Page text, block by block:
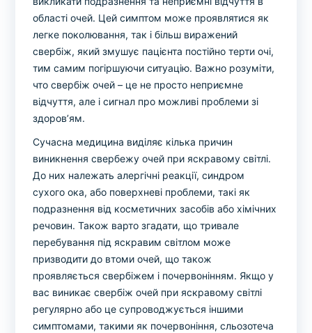
області очей. Цей симптом може проявлятися як
легке поколювання, так і більш виражений
свербіж, який змушує пацієнта постійно терти очі,
тим самим погіршуючи ситуацію. Важно розуміти,
что свербіж очей – це не просто неприємне
відчуття, але і сигнал про можливі проблеми зі
здоров’ям.
Сучасна медицина виділяє кілька причин
виникнення свербежу очей при яскравому світлі.
До них належать алергічні реакції, синдром
сухого ока, або поверхневі проблеми, такі як
подразнення від косметичних засобів або хімічних
речовин. Також варто згадати, що тривале
перебування під яскравим світлом може
призводити до втоми очей, що також
проявляється свербіжем і почервонінням. Якщо у
вас виникає свербіж очей при яскравому світлі
регулярно або це супроводжується іншими
симптомами, такими як почервоніння, сльозотеча